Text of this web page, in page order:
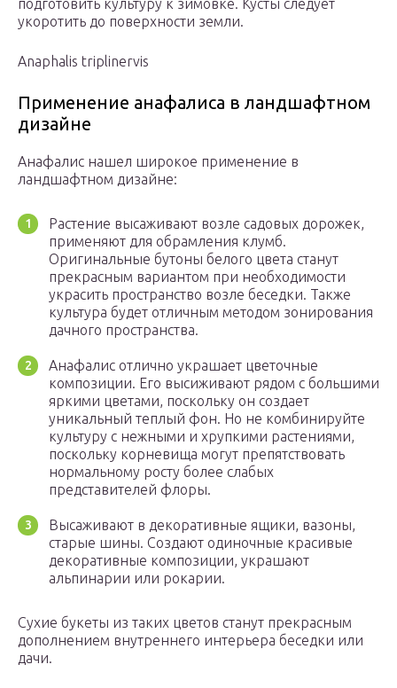
подготовить культуру к зимовке. Кусты следует
укоротить до поверхности земли.
Anaphalis triplinervis
Применение анафалиса в ландшафтном
дизайне
Анафалис нашел широкое применение в
ландшафтном дизайне:
Растение высаживают возле садовых дорожек,
применяют для обрамления клумб.
Оригинальные бутоны белого цвета станут
прекрасным вариантом при необходимости
украсить пространство возле беседки. Также
культура будет отличным методом зонирования
дачного пространства.
Анафалис отлично украшает цветочные
композиции. Его высиживают рядом с большими
яркими цветами, поскольку он создает
уникальный теплый фон. Но не комбинируйте
культуру с нежными и хрупкими растениями,
поскольку корневища могут препятствовать
нормальному росту более слабых
представителей флоры.
Высаживают в декоративные ящики, вазоны,
старые шины. Создают одиночные красивые
декоративные композиции, украшают
альпинарии или рокарии.
Сухие букеты из таких цветов станут прекрасным
дополнением внутреннего интерьера беседки или
дачи.